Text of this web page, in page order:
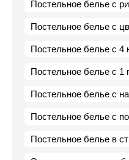
Постельное белье с
Постельное белье с
Постельное белье с 4
Постельное белье с 1
Постельное белье с
Постельное белье с
Постельное белье в